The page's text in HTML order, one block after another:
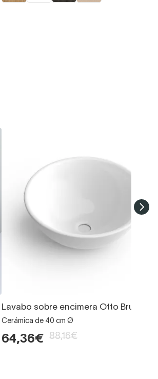
Lavabo sobre encimera Otto Bruntec
Cerámica de 40 cm Ø
64,36€ 88,16€